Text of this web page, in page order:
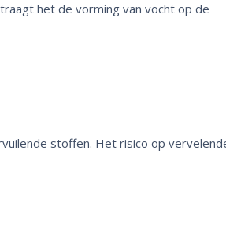
het de vorming van vocht op de
stoffen. Het risico op